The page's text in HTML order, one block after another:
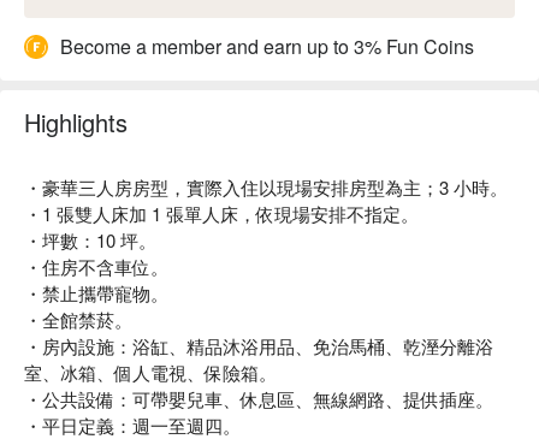
Become a member and earn up to 3% Fun Coins
Highlights
・豪華三人房房型，實際入住以現場安排房型為主；3 小時。
・1 張雙人床加 1 張單人床，依現場安排不指定。
・坪數：10 坪。
・住房不含車位。
・禁止攜帶寵物。
・全館禁菸。
・房內設施：浴缸、精品沐浴用品、免治馬桶、乾溼分離浴
室、冰箱、個人電視、保險箱。
・公共設備：可帶嬰兒車、休息區、無線網路、提供插座。
・平日定義：週一至週四。